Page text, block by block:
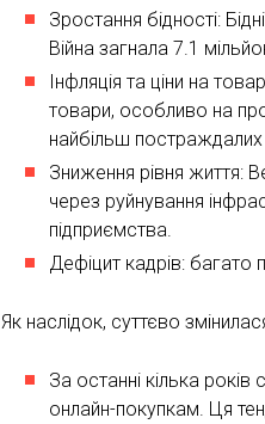
Зростання бідності:
Війна загнала 7.1
Інфляція та ціни на
товари, особливо на
найбільш постраждалих
Зниження рівня життя:
через руйнування
підприємства.
Дефіцит кадрів: багато
Як наслідок, суттєво
За останні кілька
онлайн-покупкам. Ця